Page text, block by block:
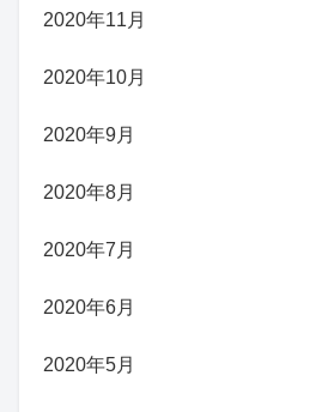
2020年11月
2020年10月
2020年9月
2020年8月
2020年7月
2020年6月
2020年5月